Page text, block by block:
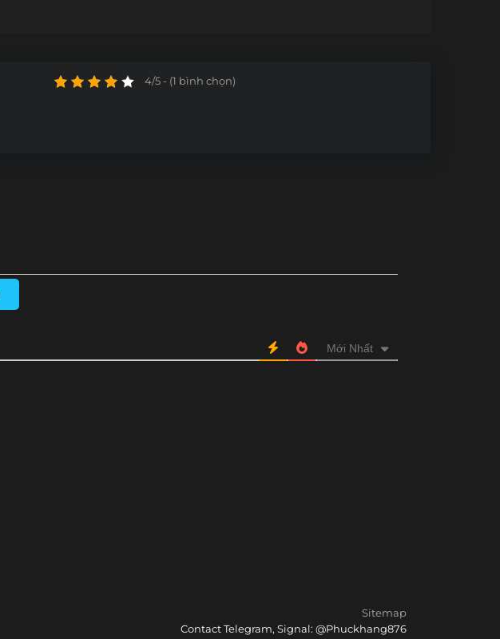
4/5 - (1 bình chọn)
Mới Nhất
Sitemap
Contact Telegram, Signal: @Phuckhang876